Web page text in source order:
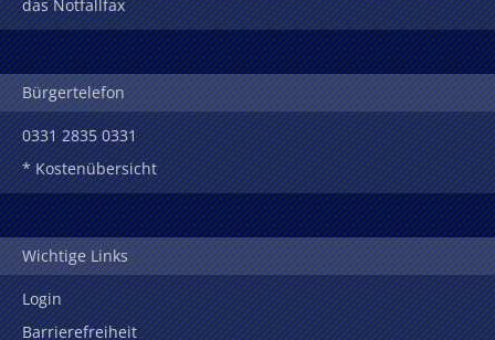
das Notfallfax
Bürgertelefon
0331 2835 0331
* Kostenübersicht
Wichtige Links
Login
Barrierefreiheit